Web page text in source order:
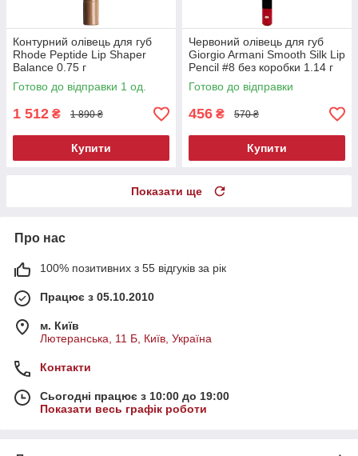
Контурний олівець для губ
Rhode Peptide Lip Shaper
Balance 0.75 г
Готово до відправки 1 од.
1 512 ₴ 1 890 ₴
Купити
Червоний олівець для губ
Giorgio Armani Smooth Silk Lip
Pencil #8 без коробки 1.14 г
Готово до відправки
456 ₴ 570 ₴
Купити
Показати ще
Про нас
100% позитивних з 55 відгуків за рік
Працює з 05.10.2010
м. Київ
Лютеранська, 11 Б, Київ, Україна
Контакти
Сьогодні працює з 10:00 до 19:00
Показати весь графік роботи